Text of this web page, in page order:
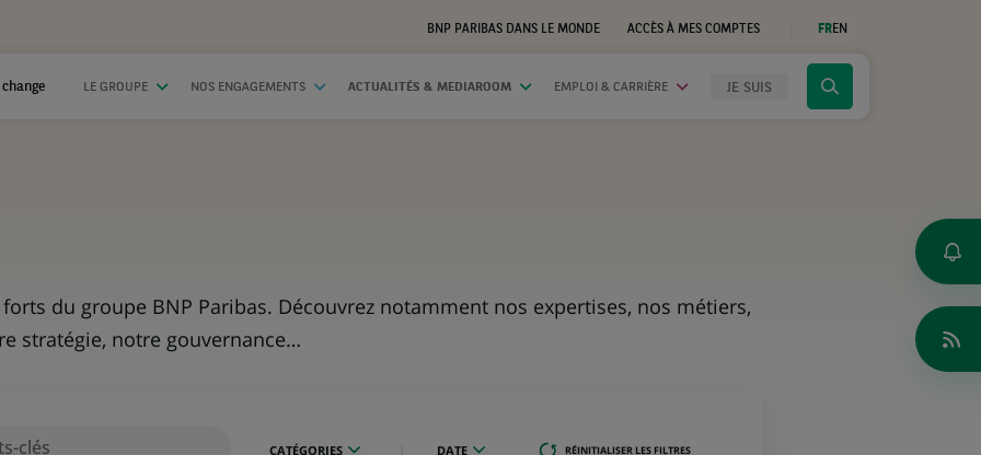
BNP PARIBAS DANS LE MONDE
ACCÈS À MES COMPTES
DANS
UN
FREN
LE GROUPE NOS ENGAGEMENTS ACTUALITÉS & MEDIAROOM EMPLOI & CARRIÈRE JE SUIS
Cliquer
du groupe BNP Paribas. Découvrez notamment nos expertises, nos métiers,
stratégie, notre gouvernance…
CATÉGORIES DATE RÉINITIALISER LES FILTRES